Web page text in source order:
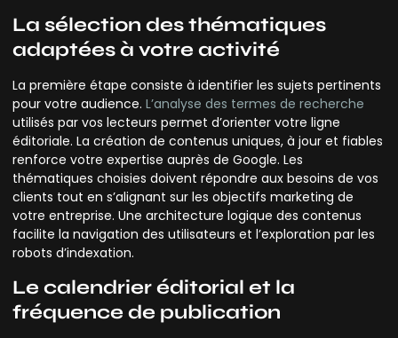
La sélection des thématiques
adaptées à votre activité
La première étape consiste à identifier les sujets pertinents
pour votre audience. L’analyse des termes de recherche
utilisés par vos lecteurs permet d’orienter votre ligne
éditoriale. La création de contenus uniques, à jour et fiables
renforce votre expertise auprès de Google. Les
thématiques choisies doivent répondre aux besoins de vos
clients tout en s’alignant sur les objectifs marketing de
votre entreprise. Une architecture logique des contenus
facilite la navigation des utilisateurs et l’exploration par les
robots d’indexation.
Le calendrier éditorial et la
fréquence de publication